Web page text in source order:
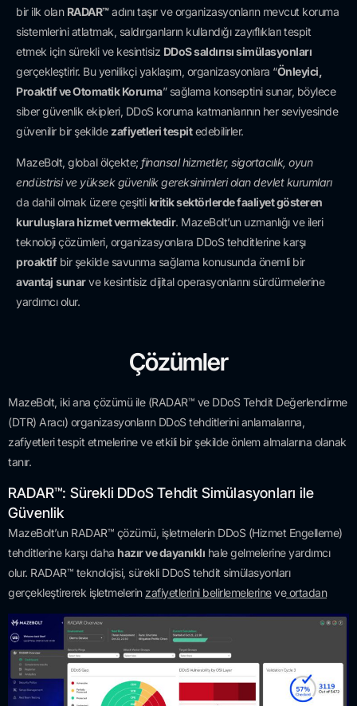
bir ilk olan RADAR™adını taşır ve organizasyonların mevcut koruma
sistemlerini atlatmak, saldırganların kullandığı zayıflıkları tespit
etmek için sürekli ve kesintisiz DDoS saldırısı simülasyonları
gerçekleştirir. Bu yenilikçi yaklaşım, organizasyonlara “Önleyici,
Proaktif ve Otomatik Koruma” sağlama konseptini sunar, böylece
siber güvenlik ekipleri, DDoS koruma katmanlarının her seviyesinde
güvenilir bir şekilde zafiyetleri tespitedebilirler.
MazeBolt, global ölçekte; finansal hizmetler, sigortacılık, oyun
endüstrisi ve yüksek güvenlik gereksinimleri olan devlet kurumları
da dahil olmak üzere çeşitli kritik sektörlerde faaliyet gösteren
kuruluşlara hizmet vermektedir. MazeBolt’un uzmanlığı ve ileri
teknoloji çözümleri, organizasyonlara DDoS tehditlerine karşı
proaktifbir şekilde savunma sağlama konusunda önemli bir
avantaj sunarve kesintisiz dijital operasyonlarını sürdürmelerine
yardımcı olur.
Çözümler
MazeBolt, iki ana çözümü ile (RADAR™ ve DDoS Tehdit Değerlendirme
(DTR) Aracı) organizasyonların DDoS tehditlerini anlamalarına,
zafiyetleri tespit etmelerine ve etkili bir şekilde önlem almalarına olanak
tanır.
RADAR™: Sürekli DDoS Tehdit Simülasyonları ile
Güvenlik
MazeBolt’un RADAR™ çözümü, işletmelerin DDoS (Hizmet Engelleme)
tehditlerine karşı daha hazır ve dayanıklı hale gelmelerine yardımcı
olur. RADAR™ teknolojisi, sürekli DDoS tehdit simülasyonları
gerçekleştirerek işletmelerin zafiyetlerini belirlemelerineveortadan